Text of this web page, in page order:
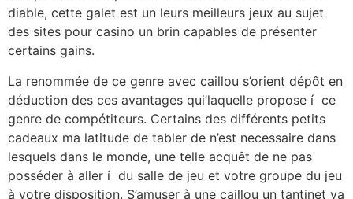
diable, cette galet est un leurs meilleurs jeux au sujet
des sites pour casino un brin capables de présenter
certains gains.
La renommée de ce genre avec caillou s’orient dépôt en
déduction des ces avantages qui’laquelle propose í ce
genre de compétiteurs. Certains des différents petits
cadeaux ma latitude de tabler de n’est necessaire dans
lesquels dans le monde, une telle acquêt de ne pas
posséder à aller í du salle de jeu et votre groupe du jeu
à votre disposition. S’amuser à une caillou un tantinet va